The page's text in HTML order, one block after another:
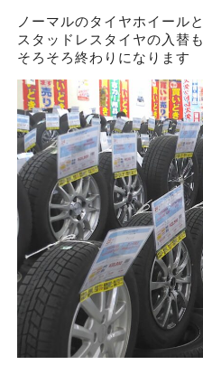
ノーマルのタイヤホイールと
スタッドレスタイヤの入替も
そろそろ終わりになります